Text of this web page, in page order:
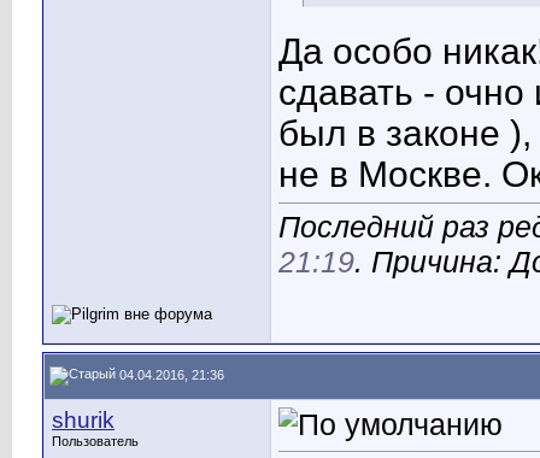
Да особо
сдавать -
был в законе ),
не в Москве.
Последний раз
21:19. Причина:
04.04.2016, 21:36
shurik
Пользователь